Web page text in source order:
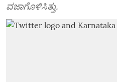
ವಜಾಗೊಳಿಸಿತ್ತು.